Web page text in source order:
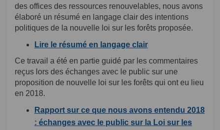
des offices des ressources renouvelables, nous avons
élaboré un résumé en langage clair des intentions
politiques de la nouvelle loi sur les forêts proposée.
Lire le résumé en langage clair(Liens externes)
Ce travail a été en partie guidé par les commentaires
reçus lors des échanges avec le public sur une
proposition de nouvelle loi sur les forêts qui ont eu lieu
en 2018.
Rapport sur ce que nous avons entendu 2018
: échanges avec le public sur la Loi sur les